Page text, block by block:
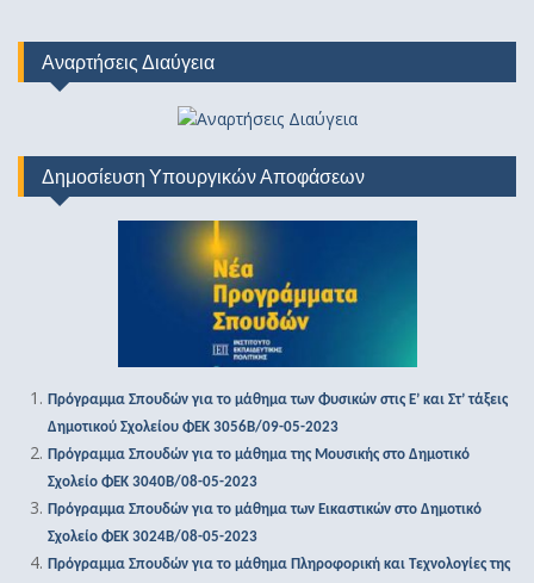
Αναρτήσεις Διαύγεια
Δημοσίευση Υπουργικών Αποφάσεων
Πρόγραμμα Σπουδών για το μάθημα των Φυσικών στις Ε’ και Στ’ τάξεις
Δημοτικού Σχολείου ΦΕΚ 3056Β/09-05-2023
Πρόγραμμα Σπουδών για το μάθημα της Μουσικής στο Δημοτικό
Σχολείο ΦΕΚ 3040Β/08-05-2023
Πρόγραμμα Σπουδών για το μάθημα των Εικαστικών στο Δημοτικό
Σχολείο ΦΕΚ 3024Β/08-05-2023
Πρόγραμμα Σπουδών για το μάθημα Πληροφορική και Τεχνολογίες της